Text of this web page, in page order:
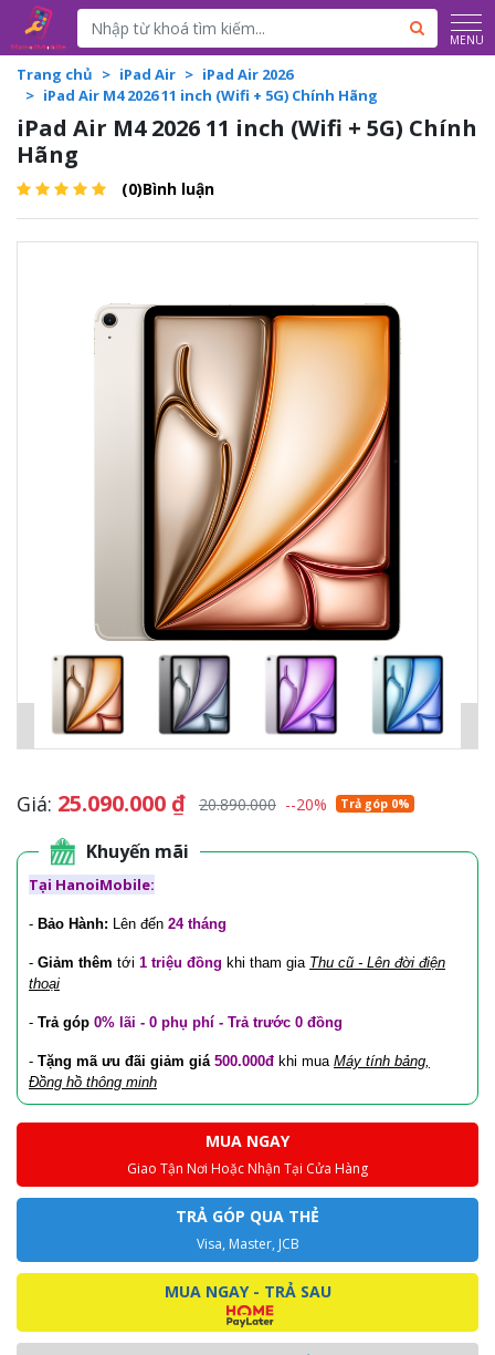
Powered by Translate MENU
Trang chủ iPad Air
iPad Air 2026
iPad Air M4 2026 11 inch (Wifi + 5G) Chính Hãng
iPad Air M4 2026 11 inch (Wifi + 5G) Chính
Hãng
(0)Bình luận
Giá: 25.090.000 ₫ 20.890.000 --20% Trả góp 0%
Khuyến mãi
Tại HanoiMobile:
- Bảo Hành: Lên đến 24 tháng
- Giảm thêm tới 1 triệu đồng khi tham gia Thu cũ - Lên đời điện
thoại
- Trả góp 0% lãi - 0 phụ phí - Trả trước 0 đồng
- Tặng mã ưu đãi giảm giá 500.000đ khi mua Máy tính bảng,
Đồng hồ thông minh
MUA NGAY
Giao Tận Nơi Hoặc Nhận Tại Cửa Hàng
TRẢ GÓP QUA THẺ
Visa, Master, JCB
MUA NGAY - TRẢ SAU